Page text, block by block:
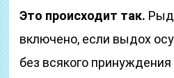
Это происходит так.
включено, если выдох
без всякого